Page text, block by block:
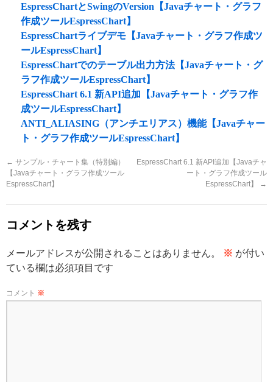
EspressChartとSwingのVersion【Javaチャート・グラフ
作成ツールEspressChart】
EspressChartライブデモ【Javaチャート・グラフ作成ツ
ールEspressChart】
EspressChartでのテーブル出力方法【Javaチャート・グ
ラフ作成ツールEspressChart】
EspressChart 6.1 新API追加【Javaチャート・グラフ作
成ツールEspressChart】
ANTI_ALIASING（アンチエリアス）機能【Javaチャー
ト・グラフ作成ツールEspressChart】
← サンプル・チャート集（特別編）
【Javaチャート・グラフ作成ツール
EspressChart】
EspressChart 6.1 新API追加【Javaチャ
ート・グラフ作成ツール
EspressChart】
→
コメントを残す
メールアドレスが公開されることはありません。 ※ が付い
ている欄は必須項目です
コメント ※